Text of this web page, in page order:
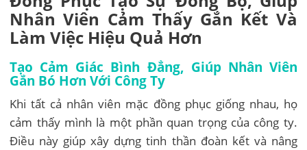
Nhân Viên Cảm Thấy Gắn Kết Và
Làm Việc Hiệu Quả Hơn
Tạo Cảm Giác Bình Đẳng, Giúp Nhân Viên
Gắn Bó Hơn Với Công Ty
Khi tất cả nhân viên mặc đồng phục giống nhau, họ
cảm thấy mình là một phần quan trọng của công ty.
Điều này giúp xây dựng tinh thần đoàn kết và nâng